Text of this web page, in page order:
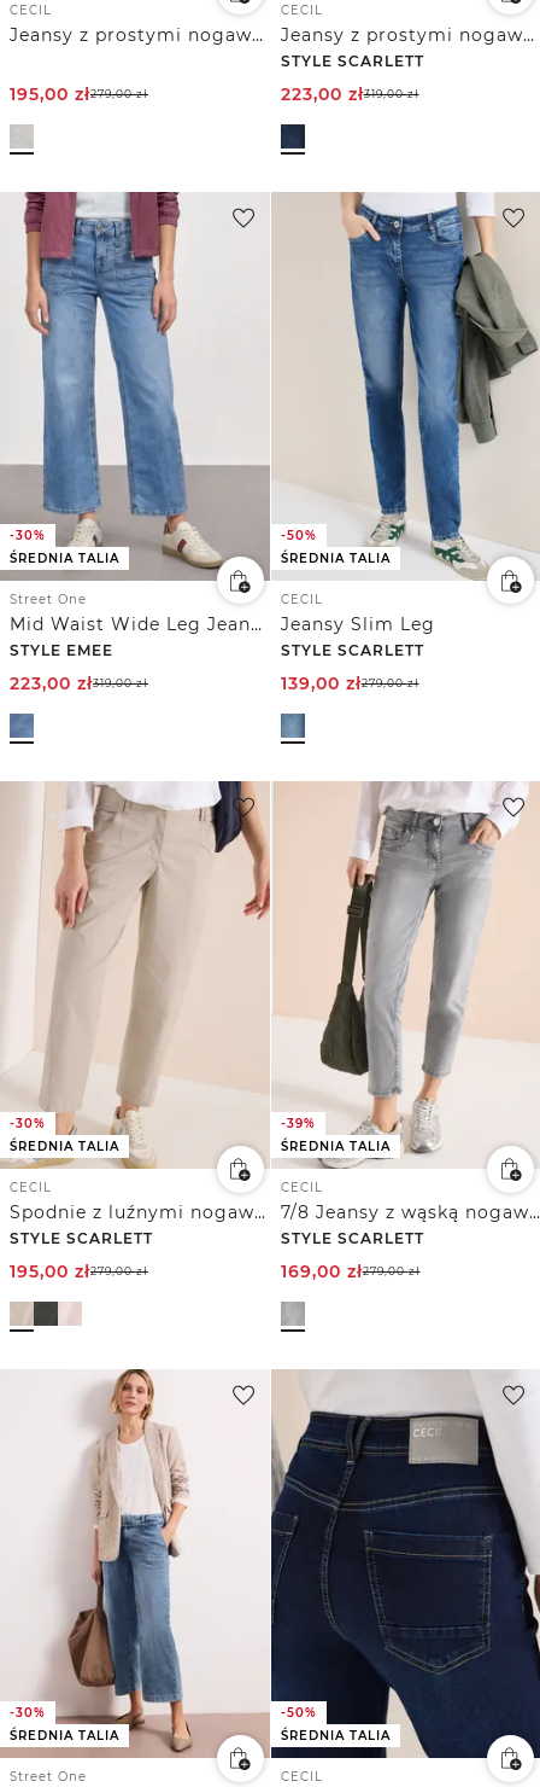
CECIL
Jeansy z prostymi nogawkami
195,00 zł279,00zł
CECIL
Jeansy z prostymi nogawkami
STYLE SCARLETT
223,00 zł319,00zł
-30%
ŚREDNIA TALIA
Street One
Mid Waist Wide Leg Jeans w kroju Loose Fit
STYLE EMEE
223,00 zł319,00zł
-50%
ŚREDNIA TALIA
CECIL
Jeansy Slim Leg
STYLE SCARLETT
139,00 zł279,00zł
-30%
ŚREDNIA TALIA
CECIL
Spodnie z luźnymi nogawkami Mid Waist w stylu Casual Fit
STYLE SCARLETT
195,00 zł279,00zł
-39%
ŚREDNIA TALIA
CECIL
7/8 Jeansy z wąską nogawką Mid Waist w stylu Casual Fit
STYLE SCARLETT
169,00 zł279,00zł
-30%
ŚREDNIA TALIA
Street One
-50%
ŚREDNIA TALIA
CECIL